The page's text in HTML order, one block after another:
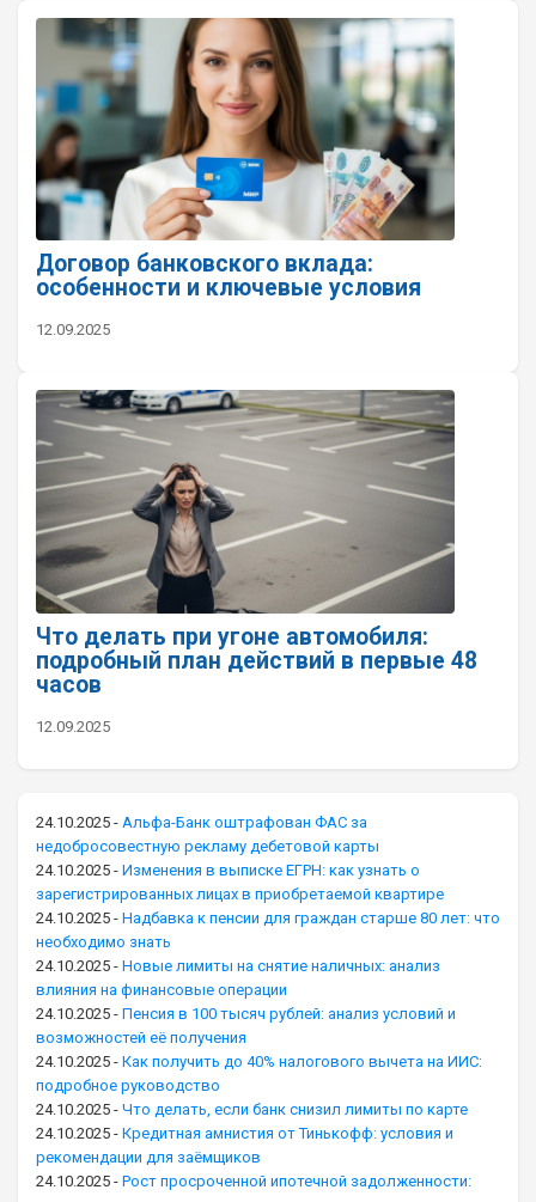
Договор банковского вклада:
особенности и ключевые условия
12.09.2025
Что делать при угоне автомобиля:
подробный план действий в первые 48
часов
12.09.2025
24.10.2025 - Альфа-Банк оштрафован ФАС за
недобросовестную рекламу дебетовой карты
24.10.2025 - Изменения в выписке ЕГРН: как узнать о
зарегистрированных лицах в приобретаемой квартире
24.10.2025 - Надбавка к пенсии для граждан старше 80 лет: что
необходимо знать
24.10.2025 - Новые лимиты на снятие наличных: анализ
влияния на финансовые операции
24.10.2025 - Пенсия в 100 тысяч рублей: анализ условий и
возможностей её получения
24.10.2025 - Как получить до 40% налогового вычета на ИИС:
подробное руководство
24.10.2025 - Что делать, если банк снизил лимиты по карте
24.10.2025 - Кредитная амнистия от Тинькофф: условия и
рекомендации для заёмщиков
24.10.2025 - Рост просроченной ипотечной задолженности: